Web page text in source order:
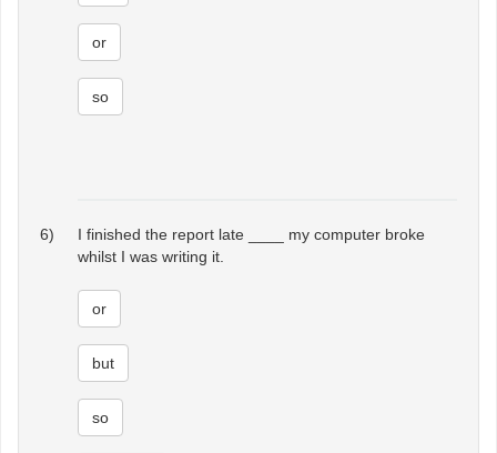
or
so
6)
I finished the report late ____ my computer broke
whilst I was writing it.
or
but
so